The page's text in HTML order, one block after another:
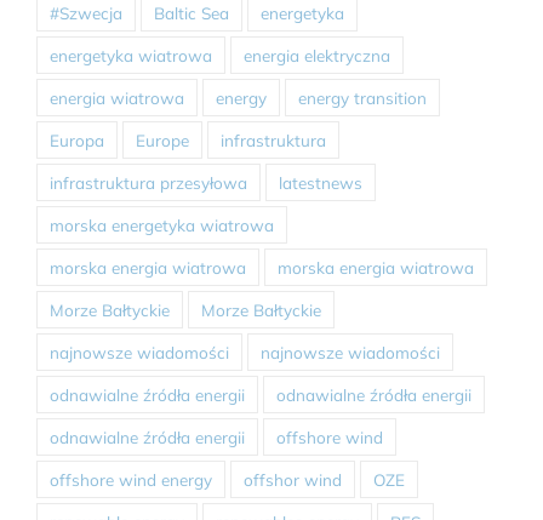
#Szwecja Baltic Sea energetyka
energetyka wiatrowa energia elektryczna
energia wiatrowa energy energy transition
Europa Europe infrastruktura
infrastruktura przesyłowa latestnews
morska energetyka wiatrowa
morska energia wiatrowa morska energia wiatrowa
Morze Bałtyckie Morze Bałtyckie
najnowsze wiadomości najnowsze wiadomości
odnawialne źródła energii odnawialne źródła energii
odnawialne źródła energii offshore wind
offshore wind energy offshor wind OZE